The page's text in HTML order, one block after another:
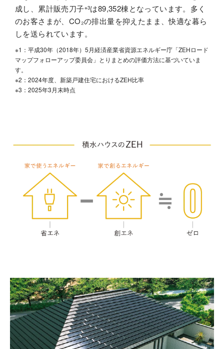
成し、累計販売刀子※3は89,352棟となっています。多く
のお客さまが、CO₂の排出量を抑えたまま、快適な暮ら
しを送られています。
※1：平成30年（2018年）5月経済産業省資源エネルギー庁「ZEHロード
マップフォローアップ委員会」とりまとめの評価方法に基づいていま
す。
※2：2024年度、新築戸建住宅におけるZEH比率
※3：2025年3月末時点